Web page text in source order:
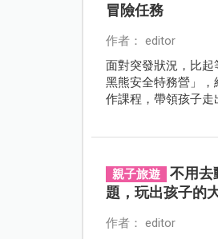
冒險任務
作者： editor
面對突發狀況，比
黑熊安全特務營」
作課程，帶領孩子走
親子旅遊
不用去
題，玩出孩子的
作者： editor